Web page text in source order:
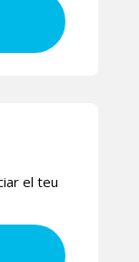
el teu